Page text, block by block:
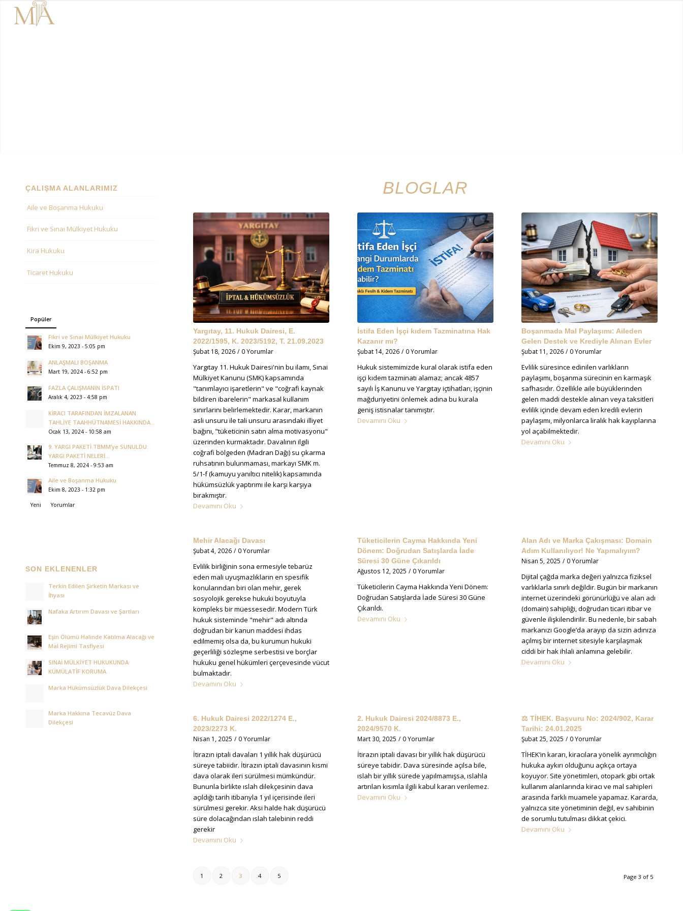
ÇALIŞMA ALANLARIMIZ
Aile ve Boşanma Hukuku
Fikri ve Sınai Mülkiyet Hukuku
Kira Hukuku
Ticaret Hukuku
Popüler
Fikri ve Sınai Mülkiyet Hukuku
Ekim 9, 2023 - 5:05 pm
ANLAŞMALI BOŞANMA
Mart 19, 2024 - 6:52 pm
FAZLA ÇALIŞMANIN İSPATI
Aralık 4, 2023 - 4:58 pm
KİRACI TARAFINDAN İMZALANAN
TAHLİYE TAAHHÜTNAMESİ HAKKINDA...
Ocak 13, 2024 - 10:58 am
9. YARGI PAKETİ TBMM’ye SUNULDU:
YARGI PAKETİ NELERİ...
Temmuz 8, 2024 - 9:53 am
Aile ve Boşanma Hukuku
Ekim 8, 2023 - 1:32 pm
Yeni Yorumlar
SON EKLENENLER
Terkin Edilen Şirketin Markası ve
İhyası
Nafaka Artırım Davası ve Şartları
Eşin Ölümü Halinde Katılma Alacağı ve
Mal Rejimi Tasfiyesi
SINAİ MÜLKİYET HUKUKUNDA
KÜMÜLATİF KORUMA
Marka Hükümsüzlük Dava Dilekçesi
Marka Hakkına Tecavüz Dava
Dilekçesi
BLOGLAR
Yargıtay, 11. Hukuk Dairesi, E.
2022/1595, K. 2023/5192, T. 21.09.2023
Şubat 18, 2026 / 0 Yorumlar
Yargıtay 11. Hukuk Dairesi'nin bu ilamı, Sınai
Mülkiyet Kanunu (SMK) kapsamında
"tanımlayıcı işaretlerin" ve "coğrafi kaynak
bildiren ibarelerin" markasal kullanım
sınırlarını belirlemektedir. Karar, markanın
asli unsuru ile tali unsuru arasındaki illiyet
bağını, "tüketicinin satın alma motivasyonu"
üzerinden kurmaktadır. Davalının ilgili
coğrafi bölgeden (Madran Dağı) su çıkarma
ruhsatının bulunmaması, markayı SMK m.
5/1-f (kamuyu yanıltıcı nitelik) kapsamında
hükümsüzlük yaptırımı ile karşı karşıya
bırakmıştır.
Devamını Oku
İstifa Eden İşçi kıdem Tazminatına Hak
Kazanır mı?
Şubat 14, 2026 / 0 Yorumlar
Hukuk sistemimizde kural olarak istifa eden
işçi kıdem tazminatı alamaz; ancak 4857
sayılı İş Kanunu ve Yargıtay içtihatları, işçinin
mağduriyetini önlemek adına bu kurala
geniş istisnalar tanımıştır.
Devamını Oku
Boşanmada Mal Paylaşımı: Aileden
Gelen Destek ve Krediyle Alınan Evler
Şubat 11, 2026 / 0 Yorumlar
Evlilik süresince edinilen varlıkların
paylaşımı, boşanma sürecinin en karmaşık
safhasıdır. Özellikle aile büyüklerinden
gelen maddi destekle alınan veya taksitleri
evlilik içinde devam eden kredili evlerin
paylaşımı, milyonlarca liralık hak kayıplarına
yol açabilmektedir.
Devamını Oku
Mehir Alacağı Davası
Şubat 4, 2026 / 0 Yorumlar
Evlilik birliğinin sona ermesiyle tebarüz
eden mali uyuşmazlıkların en spesifik
konularından biri olan mehir, gerek
sosyolojik gerekse hukuki boyutuyla
kompleks bir müessesedir. Modern Türk
hukuk sisteminde "mehir" adı altında
doğrudan bir kanun maddesi ihdas
edilmemiş olsa da, bu kurumun hukuki
geçerliliği sözleşme serbestisi ve borçlar
hukuku genel hükümleri çerçevesinde vücut
bulmaktadır.
Devamını Oku
Tüketicilerin Cayma Hakkında Yeni
Dönem: Doğrudan Satışlarda İade
Süresi 30 Güne Çıkarıldı
Ağustos 12, 2025 / 0 Yorumlar
Tüketicilerin Cayma Hakkında Yeni Dönem:
Doğrudan Satışlarda İade Süresi 30 Güne
Çıkarıldı.
Devamını Oku
Alan Adı ve Marka Çakışması: Domain
Adım Kullanılıyor! Ne Yapmalıyım?
Nisan 5, 2025 / 0 Yorumlar
Dijital çağda marka değeri yalnızca fiziksel
varlıklarla sınırlı değildir. Bugün bir markanın
internet üzerindeki görünürlüğü ve alan adı
(domain) sahipliği, doğrudan ticari itibar ve
güvenle ilişkilendirilir. Bu nedenle, bir sabah
markanızı Google’da arayıp da sizin adınıza
açılmış bir internet sitesiyle karşılaşmak
ciddi bir hak ihlali anlamına gelebilir.
Devamını Oku
6. Hukuk Dairesi 2022/1274 E.,
2023/2273 K.
Nisan 1, 2025 / 0 Yorumlar
İtirazın iptali davaları 1 yıllık hak düşürücü
süreye tabiidir. İtirazın iptali davasının kısmi
dava olarak ileri sürülmesi mümkündür.
Bununla birlikte ıslah dilekçesinin dava
açıldığı tarih itibarıyla 1 yıl içerisinde ileri
sürülmesi gerekir. Aksi halde hak düşürücü
süre dolacağından ıslah talebinin reddi
gerekir
Devamını Oku
2. Hukuk Dairesi 2024/8873 E.,
2024/9570 K.
Mart 30, 2025 / 0 Yorumlar
İtirazın iptali davası bir yıllık hak düşürücü
süreye tabidir. Dava süresinde açılsa bile,
ıslah bir yıllık sürede yapılmamışsa, ıslahla
artırılan kısımla ilgili kabul kararı verilemez.
Devamını Oku
⚖️ TİHEK. Başvuru No: 2024/902, Karar
Tarihi: 24.01.2025
Şubat 25, 2025 / 0 Yorumlar
TİHEK’in kararı, kiracılara yönelik ayrımcılığın
hukuka aykırı olduğunu açıkça ortaya
koyuyor. Site yönetimleri, otopark gibi ortak
kullanım alanlarında kiracı ve mal sahipleri
arasında farklı muamele yapamaz. Kararda,
yalnızca site yönetiminin değil, ev sahibinin
de sorumlu tutulması dikkat çekici.
Devamını Oku
Page 3 of 5
1 2 3 4 5